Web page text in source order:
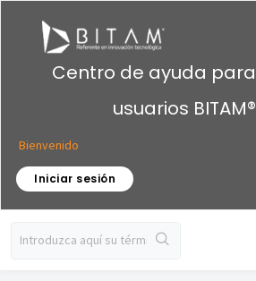
Centro de ayuda para
usuarios BITAM®
Bienvenido
Iniciar sesión